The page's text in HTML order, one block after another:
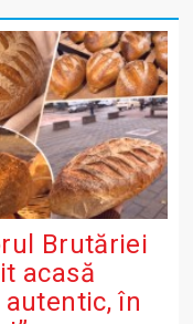
Brutăriei
acasă
în